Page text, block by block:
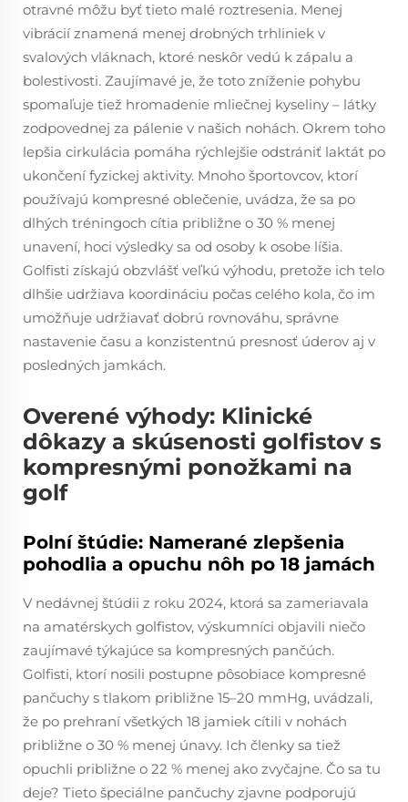
otravné môžu byť tieto malé roztresenia. Menej
vibrácií znamená menej drobných trhliniek v
svalových vláknach, ktoré neskôr vedú k zápalu a
bolestivosti. Zaujímavé je, že toto zníženie pohybu
spomaľuje tiež hromadenie mliečnej kyseliny – látky
zodpovednej za pálenie v našich nohách. Okrem toho
lepšia cirkulácia pomáha rýchlejšie odstrániť laktát po
ukončení fyzickej aktivity. Mnoho športovcov, ktorí
používajú kompresné oblečenie, uvádza, že sa po
dlhých tréningoch cítia približne o 30 % menej
unavení, hoci výsledky sa od osoby k osobe líšia.
Golfisti získajú obzvlášť veľkú výhodu, pretože ich telo
dlhšie udržiava koordináciu počas celého kola, čo im
umožňuje udržiavať dobrú rovnováhu, správne
nastavenie času a konzistentnú presnosť úderov aj v
posledných jamkách.
Overené výhody: Klinické
dôkazy a skúsenosti golfistov s
kompresnými ponožkami na
golf
Polní štúdie: Namerané zlepšenia
pohodlia a opuchu nôh po 18 jamách
V nedávnej štúdii z roku 2024, ktorá sa zameriavala
na amatérskych golfistov, výskumníci objavili niečo
zaujímavé týkajúce sa kompresných pančúch.
Golfisti, ktorí nosili postupne pôsobiace kompresné
pančuchy s tlakom približne 15–20 mmHg, uvádzali,
že po prehraní všetkých 18 jamiek cítili v nohách
približne o 30 % menej únavy. Ich členky sa tiež
opuchli približne o 22 % menej ako zvyčajne. Čo sa tu
deje? Tieto špeciálne pančuchy zjavne podporujú